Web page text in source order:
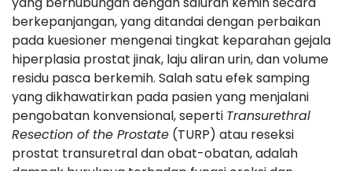
berkepanjangan, yang ditandai dengan perbaikan
pada kuesioner mengenai tingkat keparahan gejala
hiperplasia prostat jinak, laju aliran urin, dan volume
residu pasca berkemih. Salah satu efek samping
yang dikhawatirkan pada pasien yang menjalani
pengobatan konvensional, seperti Transurethral
Resection of the Prostate (TURP) atau reseksi
prostat transuretral dan obat-obatan, adalah